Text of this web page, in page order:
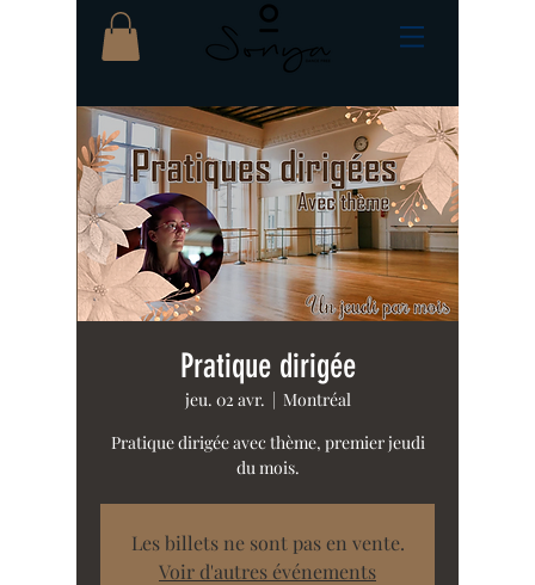
Pratique dirigée
jeu. 02 avr.
  |
Montréal
Pratique dirigée avec thème, premier jeudi
du mois.
Les billets ne sont pas en vente.
Voir d'autres événements